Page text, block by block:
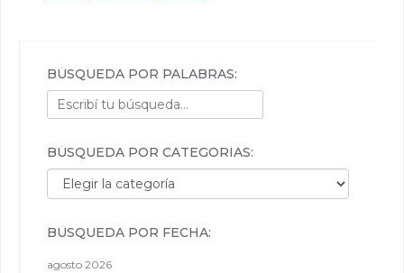
BÚSQUEDA POR PALABRAS:
BÚSQUEDA POR CATEGORÍAS:
Búsqueda por categorías:
BÚSQUEDA POR FECHA:
agosto 2026